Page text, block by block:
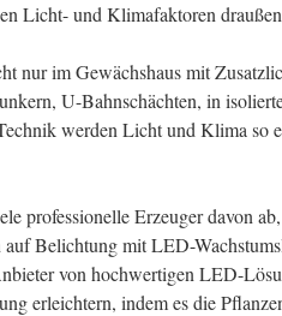
Licht- und Klimafaktoren
nur im Gewächshaus mit
U-Bahnschächten, in
werden Licht und Klima so
professionelle Erzeuger davon
Belichtung mit LED-
von hochwertigen LED-
erleichtern, indem es die